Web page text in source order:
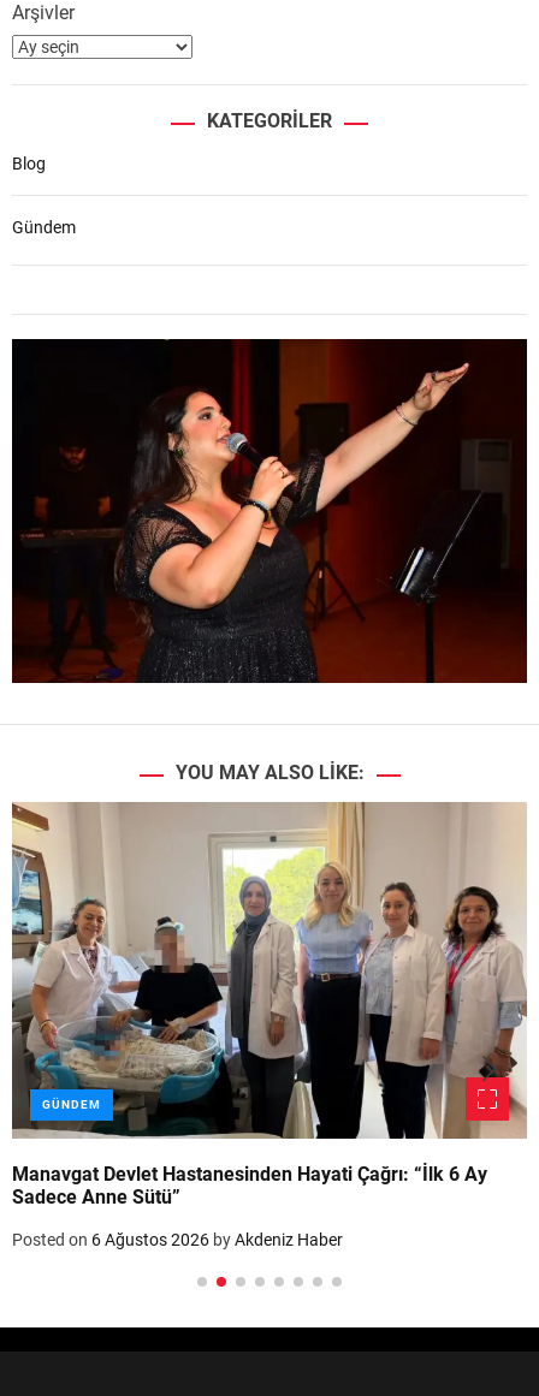
Arşivler
KATEGORILER
Blog
Gündem
YOU MAY ALSO LIKE:
GÜNDEM
Manavgat Devlet Hastanesinden Hayati Çağrı: “İlk 6 Ay
Sadece Anne Sütü”
Posted on 6 Ağustos 2026 byAkdeniz Haber